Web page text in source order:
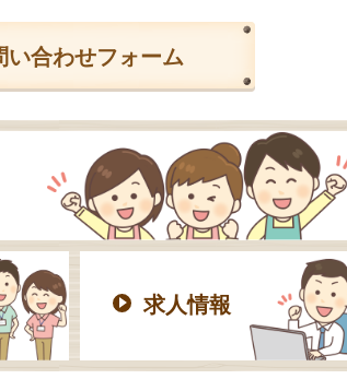
い合わせフォーム
求人情報